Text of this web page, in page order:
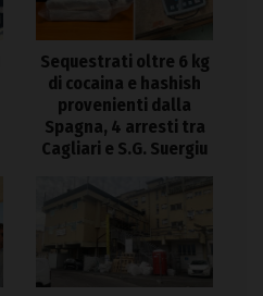
Sequestrati oltre 6 kg
di cocaina e hashish
provenienti dalla
Spagna, 4 arresti tra
Cagliari e S.G. Suergiu